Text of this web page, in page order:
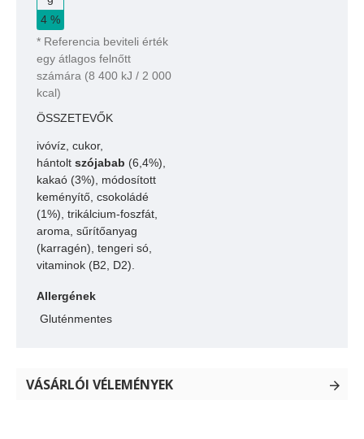
4 %
* Referencia beviteli érték
egy átlagos felnőtt
számára (8 400 kJ / 2 000
kcal)
ÖSSZETEVŐK
ivóvíz, cukor,
hántolt szójabab (6,4%),
kakaó (3%), módosított
keményítő, csokoládé
(1%), trikálcium-foszfát,
aroma, sűrítőanyag
(karragén), tengeri só,
vitaminok (B2, D2).
Allergének
Gluténmentes
VÁSÁRLÓI VÉLEMÉNYEK